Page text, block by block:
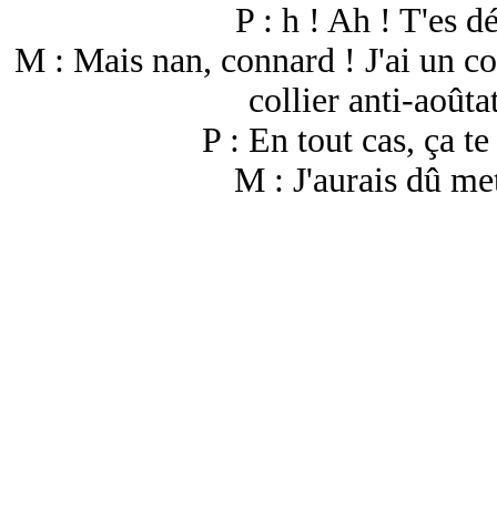
P : h ! Ah ! T'es
M : Mais nan, connard ! J'ai un
collier anti-
P : En tout cas, ça
M : J'aurais dû